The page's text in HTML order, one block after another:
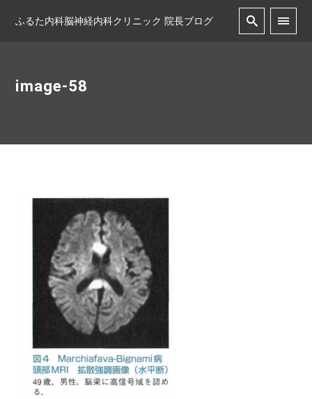
ふるた内科脳神経内科クリニック 院長ブログ
image-58